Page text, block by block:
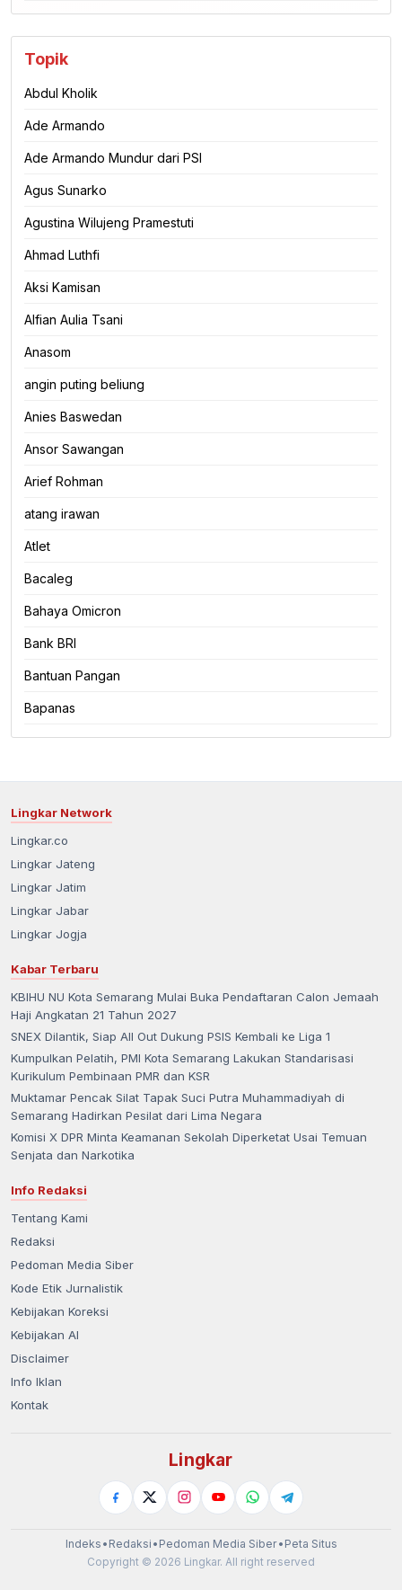
Topik
Abdul Kholik
Ade Armando
Ade Armando Mundur dari PSI
Agus Sunarko
Agustina Wilujeng Pramestuti
Ahmad Luthfi
Aksi Kamisan
Alfian Aulia Tsani
Anasom
angin puting beliung
Anies Baswedan
Ansor Sawangan
Arief Rohman
atang irawan
Atlet
Bacaleg
Bahaya Omicron
Bank BRI
Bantuan Pangan
Bapanas
Lingkar Network
Lingkar.co
Lingkar Jateng
Lingkar Jatim
Lingkar Jabar
Lingkar Jogja
Kabar Terbaru
KBIHU NU Kota Semarang Mulai Buka Pendaftaran Calon Jemaah
Haji Angkatan 21 Tahun 2027
SNEX Dilantik, Siap All Out Dukung PSIS Kembali ke Liga 1
Kumpulkan Pelatih, PMI Kota Semarang Lakukan Standarisasi
Kurikulum Pembinaan PMR dan KSR
Muktamar Pencak Silat Tapak Suci Putra Muhammadiyah di
Semarang Hadirkan Pesilat dari Lima Negara
Komisi X DPR Minta Keamanan Sekolah Diperketat Usai Temuan
Senjata dan Narkotika
Info Redaksi
Tentang Kami
Redaksi
Pedoman Media Siber
Kode Etik Jurnalistik
Kebijakan Koreksi
Kebijakan AI
Disclaimer
Info Iklan
Kontak
Lingkar
Indeks • Redaksi • Pedoman Media Siber• Peta Situs
Copyright © 2026 Lingkar. All right reserved